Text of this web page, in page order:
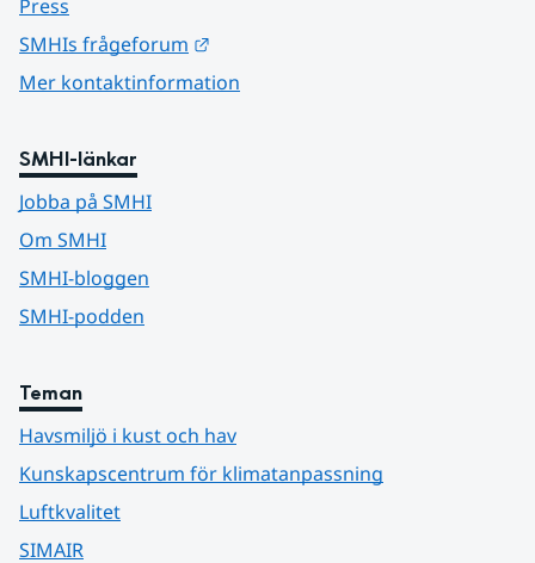
Press
SMHIs frågeforum
Mer kontaktinformation
SMHI-länkar
Jobba på SMHI
Om SMHI
SMHI-bloggen
SMHI-podden
Teman
Havsmiljö i kust och hav
Kunskapscentrum för klimatanpassning
Luftkvalitet
SIMAIR